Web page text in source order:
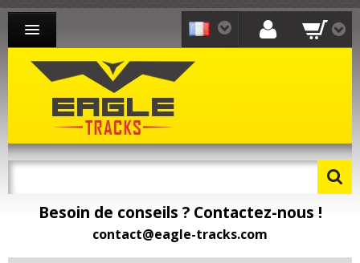
CHENILLE CAOUTCHOUC MINI-PELLE
CHENILLE CAOUTCHOUC CHARGEUR
CHENILLE CAOUTCHOUC TRANSPORTEUR
Besoin de pièces détachées ? Toomat !
Besoin de conseils ? Contactez-nous !
contact@eagle-tracks.com